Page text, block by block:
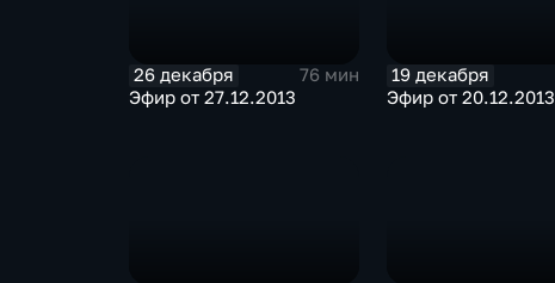
26 декабря
76 мин
Эфир от 27.12.2013
19 декабря
Эфир от 20.12.2013